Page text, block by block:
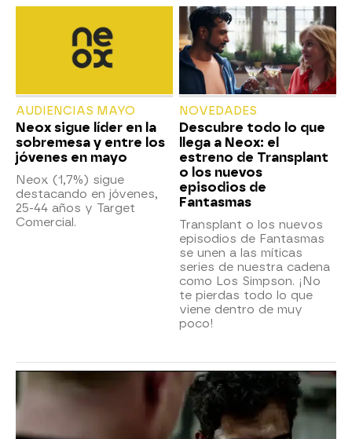
AUDIENCIAS MAYO
Neox sigue líder en la
sobremesa y entre los
jóvenes en mayo
Neox (1,7%) sigue
destacando en jóvenes,
25-44 años y Target
Comercial.
NOVEDADES
Descubre todo lo que
llega a Neox: el
estreno de Transplant
o los nuevos
episodios de
Fantasmas
Transplant o los nuevos
episodios de Fantasmas
se unen a las míticas
series de nuestra cadena
como Los Simpson. ¡No
te pierdas todo lo que
viene dentro de muy
poco!